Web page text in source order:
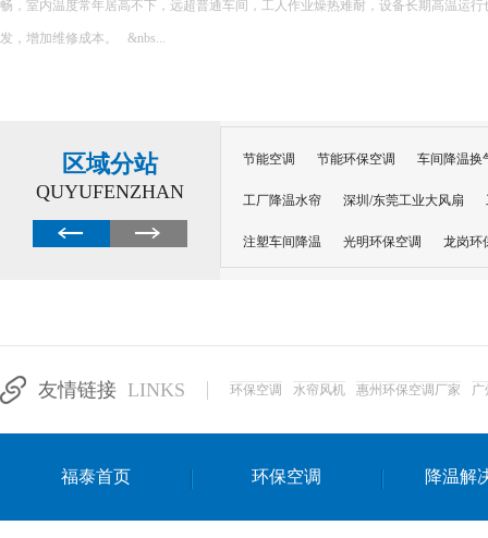
用场景。以下是一些常见的厂房降温设备： 中央空调： 功能：制冷降温。 ...
区域分站
QUYUFENZHAN
节能空调 节能环保空调 车间降温换
工厂降温水帘 深圳/东莞工业大风扇
注塑车间降温 光明环保空调 龙岗环
达州工业省电安装
友情链接 LINKS 环保空调 水帘风机 惠州环保空调厂家 广
福泰首页 环保空调 降温解